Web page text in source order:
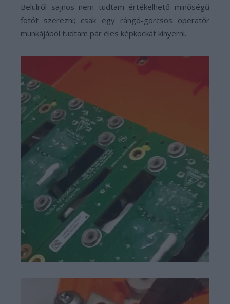
Belülről sajnos nem tudtam értékelhető minőségű
fotót szerezni; csak egy rángó-görcsös operatőr
munkájából tudtam pár éles képkockát kinyerni.